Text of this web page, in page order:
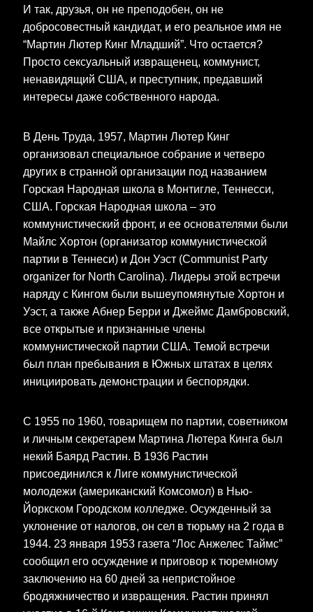
И так, друзья, он не преподобен, он не
добросовестный кандидат, и его реальное имя не
“Мартин Лютер Кинг Младший”. Что остается?
Просто сексуальный извращенец, коммунист,
ненавидящий США, и преступник, предавший
интересы даже собственного народа.
В День Труда, 1957, Мартин Лютер Кинг
организовал специальное собрание и четверо
других в странной организации под названием
Горская Народная школа в Монтигле, Теннесси,
США. Горская Народная школа – это
коммунистический фронт, и ее основателями были
Майлс Хортон (организатор коммунистической
партии в Теннеси) и Дон Уэст (Communist Party
organizer for North Carolina). Лидеры этой встречи
наряду с Кингом были вышеупомянутые Хортон и
Уэст, а также Абнер Берри и Джеймс Дамбровский,
все открытые и признанные члены
коммунистической партии США. Темой встречи
был план пребывания в Южных штатах в целях
инициировать демонстрации и беспорядки.
С 1955 по 1960, товарищем по партии, советником
и личным секретарем Мартина Лютера Кинга был
некий Баярд Растин. В 1936 Растин
присоединился к Лиге коммунистической
молодежи (американский Комсомол) в Нью-
Йоркском Городском колледже. Осужденный за
уклонение от налогов, он сел в тюрьму на 2 года в
1944. 23 января 1953 газета “Лос Анжелес Таймс”
сообщил его осуждение и приговор к тюремному
заключению на 60 дней за непристойное
бродяжничество и извращения. Растин принял